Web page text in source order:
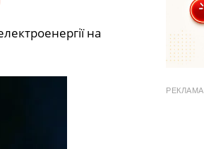
на
РЕКЛАМА